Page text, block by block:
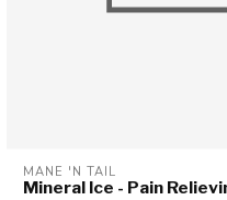
MANE 'N TAIL
Mineral Ice - Pain